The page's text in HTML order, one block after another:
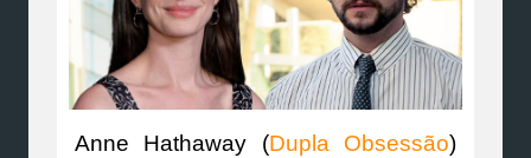
Anne Hathaway (Dupla Obsessão)